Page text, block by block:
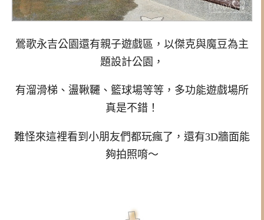
鶯歌永吉公園還有親子遊戲區，以傑克與魔豆為主
題設計公園，
有溜滑梯、盪鞦韆、籃球場等等，多功能遊戲場所
真是不錯！
難怪來這裡看到小朋友們都玩瘋了，還有3D牆面能
夠拍照唷～